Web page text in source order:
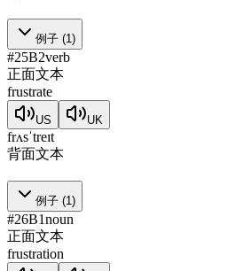
例子 (1)
#25B2verb
正面文本
frustrate
US UK
frʌsˈtreɪt
背面文本
例子 (1)
#26B1noun
正面文本
frustration